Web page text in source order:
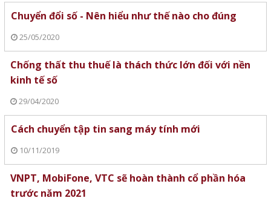
Chuyển đổi số - Nên hiểu như thế nào cho đúng
25/05/2020
Chống thất thu thuế là thách thức lớn đối với nền
kinh tế số
29/04/2020
Cách chuyển tập tin sang máy tính mới
10/11/2019
VNPT, MobiFone, VTC sẽ hoàn thành cổ phần hóa
trước năm 2021